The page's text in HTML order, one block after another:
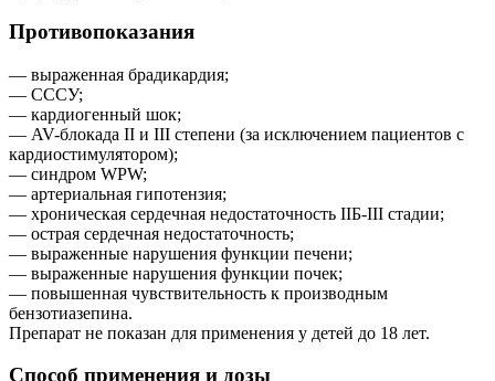
Противопоказания
— выраженная брадикардия;
— СССУ;
— кардиогенный шок;
— AV-блокада II и III степени (за исключением пациентов с
кардиостимулятором);
— синдром WPW;
— артериальная гипотензия;
— хроническая сердечная недостаточность IIБ-III стадии;
— острая сердечная недостаточность;
— выраженные нарушения функции печени;
— выраженные нарушения функции почек;
— повышенная чувствительность к производным
бензотиазепина.
Препарат не показан для применения у детей до 18 лет.
Способ применения и дозы